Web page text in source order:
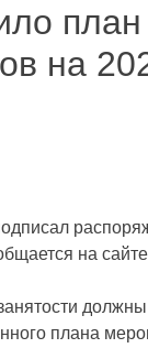
на
на
плана